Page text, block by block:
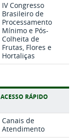
IV Congresso
Brasileiro de
Processamento
Mínimo e Pós-
Colheita de
Frutas, Flores e
Hortaliças
ACESSO RÁPIDO
Canais de
Atendimento